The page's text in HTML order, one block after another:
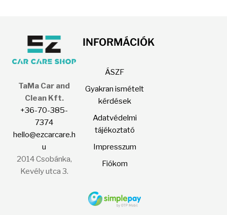
a
választhatók
ki
TaMa Car and
Clean Kft.
+36-70-385-
7374
hello@ezcarcare.h
u
2014 Csobánka,
Kevély utca 3.
INFORMÁCIÓK
ÁSZF
Gyakran ismételt
kérdések
Adatvédelmi
tájékoztató
Impresszum
Fiókom